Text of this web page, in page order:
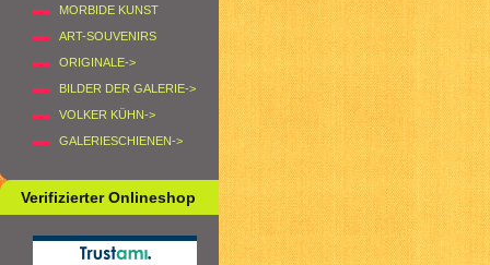
MORBIDE KUNST
ART-SOUVENIRS
ORIGINALE->
BILDER DER GALERIE->
VOLKER KÜHN->
GALERIESCHIENEN->
Verifizierter Onlineshop